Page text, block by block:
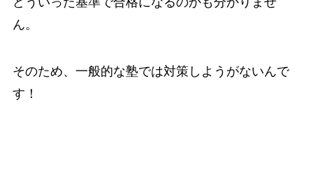
ん。
そのため、一般的な塾では対策しようがないんで
す！